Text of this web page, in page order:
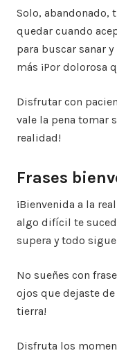
Solo, abandonado,
quedar cuando
para buscar sanar
más ¡Por dolorosa
Disfrutar con
vale la pena tomar
realidad!
Frases
¡Bienvenida a la
algo difícil te
supera y todo
No sueñes con
ojos que dejaste de
tierra!
Disfruta los